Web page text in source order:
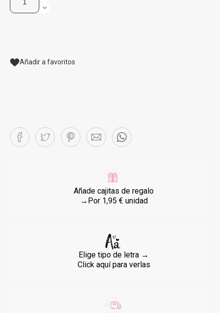
Añadir a favoritos
Añade cajitas de regalo
→Por 1,95 € unidad
Elige tipo de letra →
Click aquí para verlas